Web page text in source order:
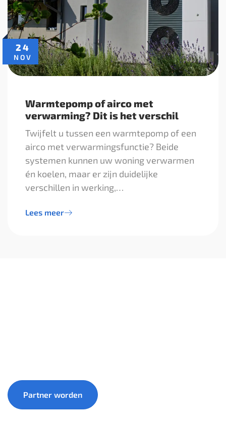
24
NOV
Warmtepomp of airco met
verwarming? Dit is het verschil
Twijfelt u tussen een warmtepomp of een
airco met verwarmingsfunctie? Beide
systemen kunnen uw woning verwarmen
én koelen, maar er zijn duidelijke
verschillen in werking,…
Lees meer
Partner worden